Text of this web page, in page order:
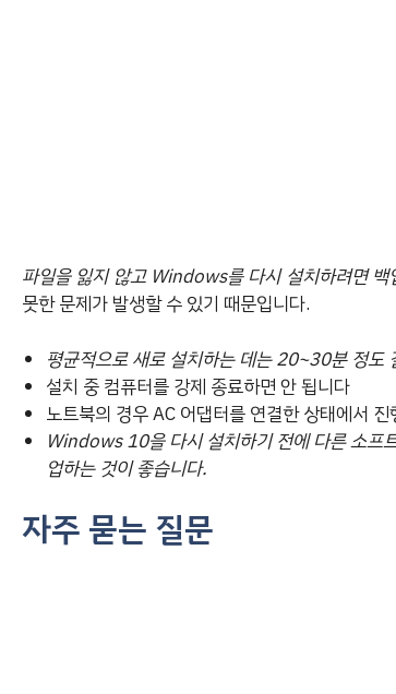
파일을 잃지 않고 Windows를 다시 설치하려면 백
못한 문제가 발생할 수 있기 때문입니다.
평균적으로 새로 설치하는 데는 20~30분 정도
설치 중 컴퓨터를 강제 종료하면 안 됩니다
노트북의 경우 AC 어댑터를 연결한 상태에서 진
Windows 10을 다시 설치하기 전에 다른 소프
업하는 것이 좋습니다.
자주 묻는 질문